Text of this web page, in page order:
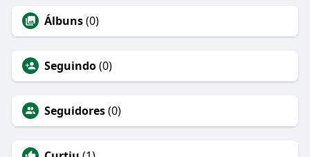
Álbuns(0)
Seguindo(0)
Seguidores(0)